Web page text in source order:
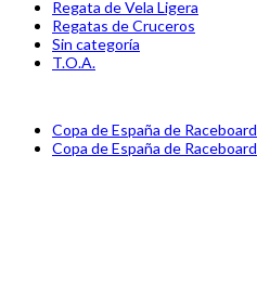
Regata de Vela Ligera
Regatas de Cruceros
Sin categoría
T.O.A.
previous
post:
Copa de España de Raceboard
next
Copa de España de Raceboard